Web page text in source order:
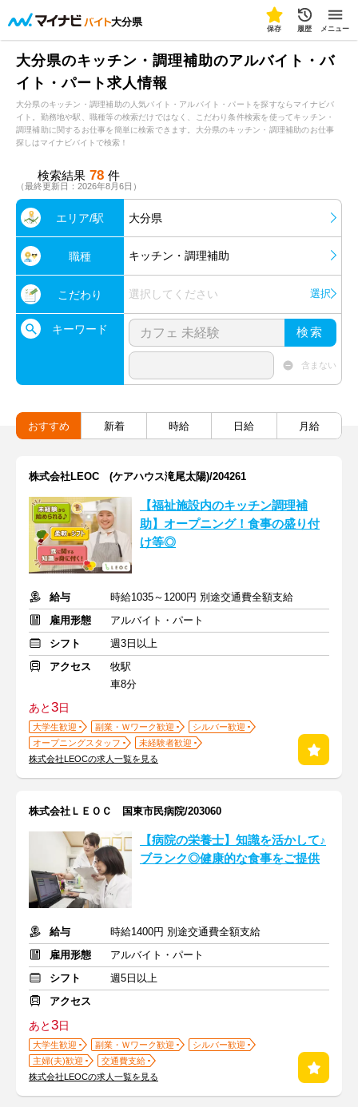
大分県
保存 履歴 メニュー
大分県のキッチン・調理補助のアルバイト・バ
イト・パート求人情報
大分県のキッチン・調理補助の人気バイト・アルバイト・パートを探すならマイナビバ
イト。勤務地や駅、職種等の検索だけではなく、こだわり条件検索を使ってキッチン・
調理補助に関するお仕事を簡単に検索できます。大分県のキッチン・調理補助のお仕事
探しはマイナビバイトで検索！
検索結果 78 件
（最終更新日：2026年8月6日）
エリア/駅 大分県
職種 キッチン・調理補助
こだわり 選択してください 選択
キーワード 検索
含まない
おすすめ 新着 時給 日給 月給
株式会社LEOC (ケアハウス滝尾太陽)/204261
【福祉施設内のキッチン調理補
助】オープニング！食事の盛り付
け等◎
給与
時給1035～1200円 別途交通費全額支給
雇用形態
アルバイト・パート
シフト
週3日以上
アクセス
牧駅
車8分
あと3日
大学生歓迎 副業・Ｗワーク歓迎
シルバー歓迎
オープニングスタッフ
未経験者歓迎
株式会社LEOCの求人一覧を見る
株式会社ＬＥＯＣ 国東市民病院/203060
【病院の栄養士】知識を活かして♪
ブランク◎健康的な食事をご提供
給与
時給1400円 別途交通費全額支給
雇用形態
アルバイト・パート
シフト
週5日以上
アクセス
あと3日
大学生歓迎 副業・Ｗワーク歓迎
シルバー歓迎
主婦(夫)歓迎
交通費支給
株式会社LEOCの求人一覧を見る